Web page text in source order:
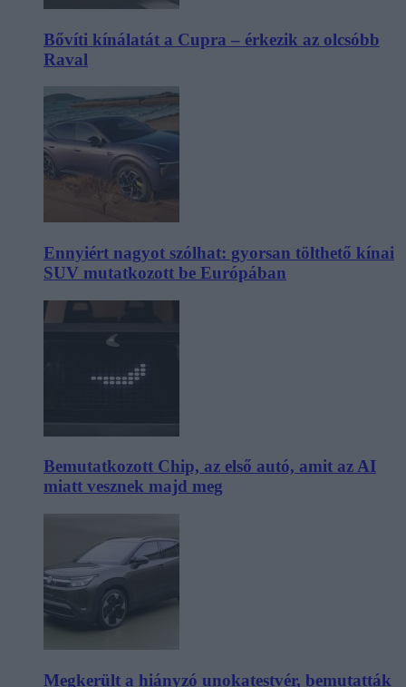
Bővíti kínálatát a Cupra – érkezik az olcsóbb
Raval
Ennyiért nagyot szólhat: gyorsan tölthető kínai
SUV mutatkozott be Európában
Bemutatkozott Chip, az első autó, amit az AI
miatt vesznek majd meg
Megkerült a hiányzó unokatestvér, bemutatták